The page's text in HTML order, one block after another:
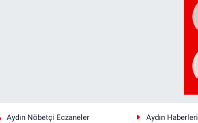
Aydın Nöbetçi Eczaneler
Aydın Haberleri